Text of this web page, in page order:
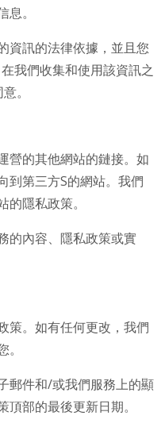
。
資訊的法律依據，並且您
我們收集和使用該資訊之
。
營的其他網站的鏈接。如
到第三方S的網站。我們
隱私政策。
的內容、隱私政策或實
策。如有任何更改，我們
郵件和/或我們服務上的顯
部的最後更新日期。